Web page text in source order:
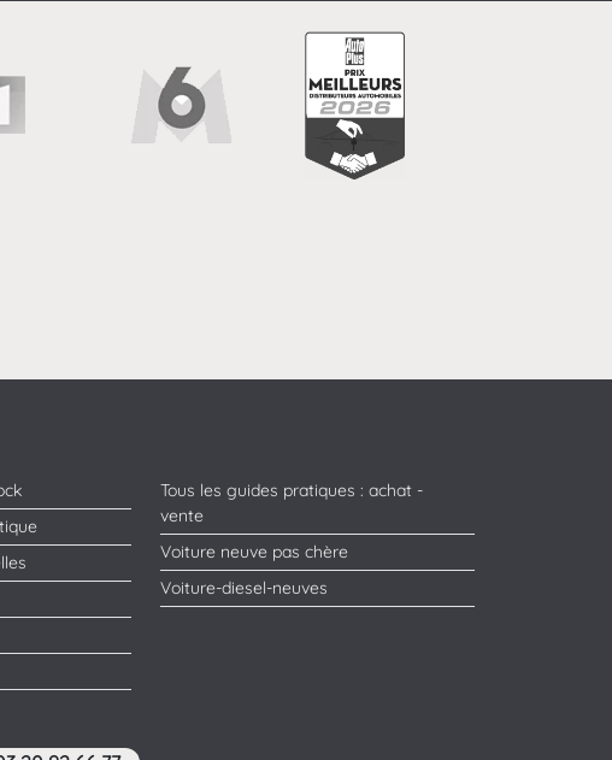
Tous les guides pratiques : achat -
vente
Voiture neuve pas chère
Voiture-diesel-neuves